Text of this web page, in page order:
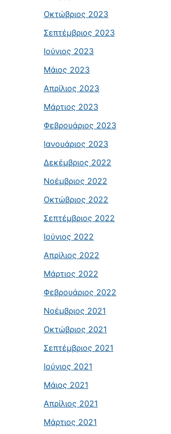
Οκτώβριος 2023
Σεπτέμβριος 2023
Ιούνιος 2023
Μάιος 2023
Απρίλιος 2023
Μάρτιος 2023
Φεβρουάριος 2023
Ιανουάριος 2023
Δεκέμβριος 2022
Νοέμβριος 2022
Οκτώβριος 2022
Σεπτέμβριος 2022
Ιούνιος 2022
Απρίλιος 2022
Μάρτιος 2022
Φεβρουάριος 2022
Νοέμβριος 2021
Οκτώβριος 2021
Σεπτέμβριος 2021
Ιούνιος 2021
Μάιος 2021
Απρίλιος 2021
Μάρτιος 2021